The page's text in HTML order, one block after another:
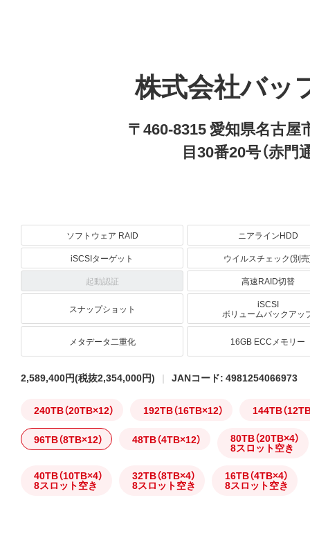
株式会社バッ
〒460-8315 愛知県名古屋
目30番20号（赤門
ソフトウェア RAID
ニアラインHDD
iSCSIターゲット
ウイルスチェック(別
起動認証
高速RAID切替
スナップショット iSCSI
ボリュームバックアッ
メタデータ二重化 16GB ECCメモリー
2,589,400円(税抜2,354,000円) JANコード: 4981254066973
240TB（20TB×12） 192TB（16TB×12） 144TB（
96TB（8TB×12） 48TB（4TB×12） 80TB（20TB×4）
8スロット空き
40TB（10TB×4）
8スロット空き
32TB（8TB×4）
8スロット空き
16TB（4TB×4）
8スロット空き